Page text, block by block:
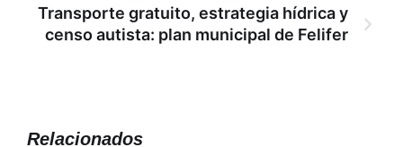
Transporte gratuito, estrategia hídrica y
censo autista: plan municipal de Felifer
Relacionados